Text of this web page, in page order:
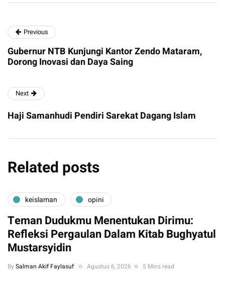
Previous
Gubernur NTB Kunjungi Kantor Zendo Mataram,
Dorong Inovasi dan Daya Saing
Next
Haji Samanhudi Pendiri Sarekat Dagang Islam
Related posts
keislaman opini
Teman Dudukmu Menentukan Dirimu:
Refleksi Pergaulan Dalam Kitab Bughyatul
Mustarsyidin
By Salman Akif Faylasuf Agustus 6, 2026 5 Mins read